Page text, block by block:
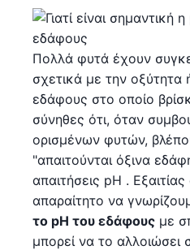
Πολλά φυτά έχουν
σχετικά με την οξύτητα
εδάφους στο οποίο
σύνηθες ότι, όταν
ορισμένων φυτών,
"απαιτούνται όξινα
απαιτήσεις pH .
απαραίτητο να
το pH του εδάφους με
μπορεί να το αλλοιώσει